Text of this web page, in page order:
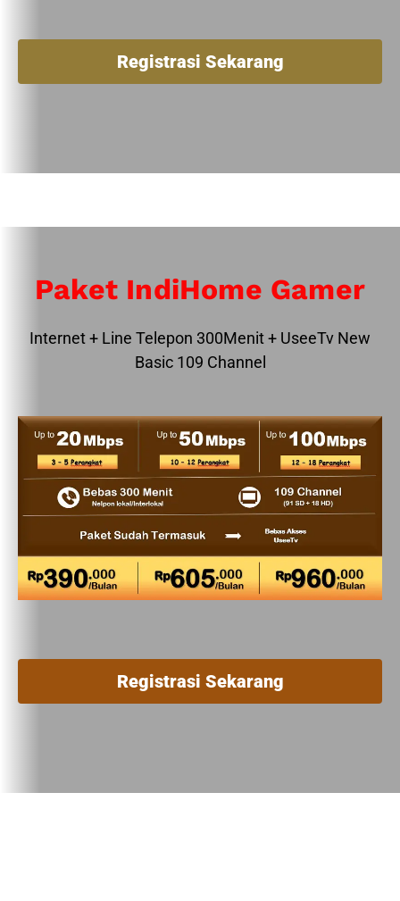
Registrasi Sekarang
Paket IndiHome Gamer
Internet + Line Telepon 300Menit + UseeTv New
Basic 109 Channel
Registrasi Sekarang